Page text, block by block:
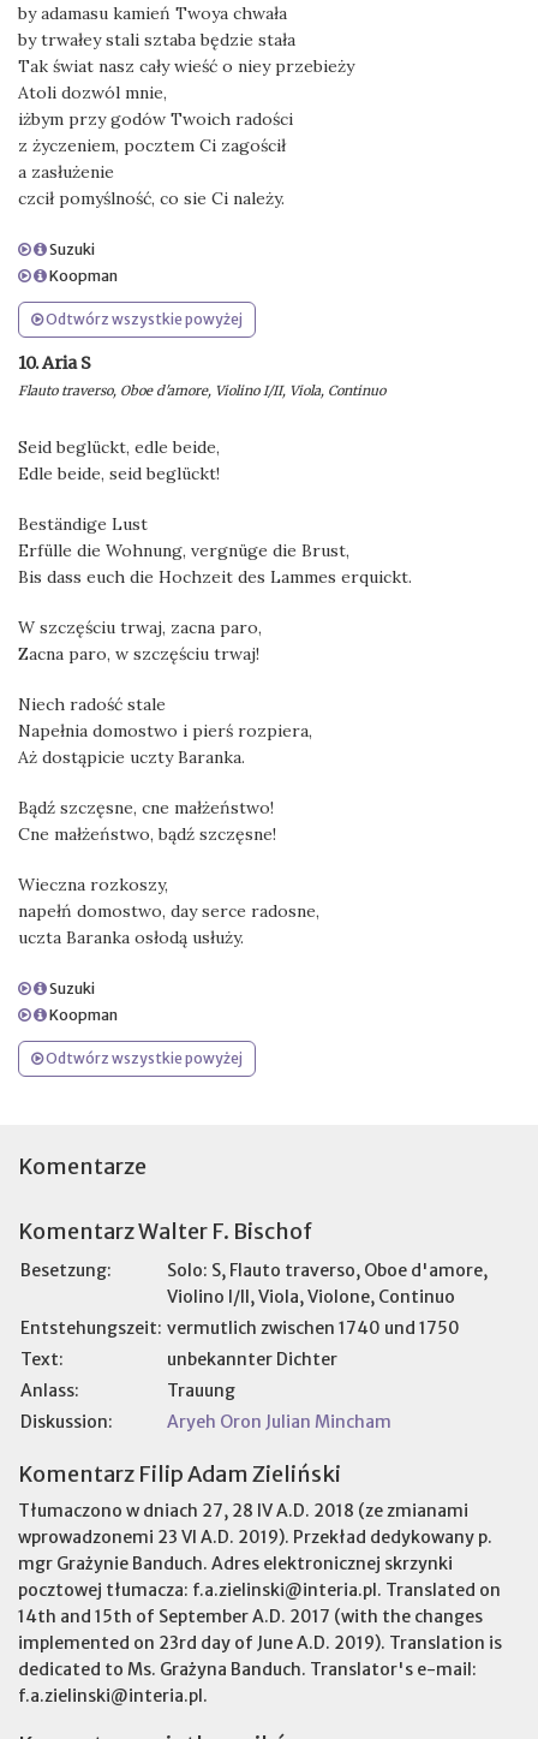
by adamasu kamień Twoya chwała
by trwałey stali sztaba będzie stała
Tak świat nasz cały wieść o niey przebieży
Atoli dozwól mnie,
iżbym przy godów Twoich radości
z życzeniem, pocztem Ci zagościł
a zasłużenie
czcił pomyślność, co sie Ci należy.
Suzuki
Koopman
Odtwórz wszystkie powyżej
10. Aria S
Flauto traverso, Oboe d'amore, Violino I/II, Viola, Continuo
Seid beglückt, edle beide,
Edle beide, seid beglückt!
Beständige Lust
Erfülle die Wohnung, vergnüge die Brust,
Bis dass euch die Hochzeit des Lammes erquickt.
W szczęściu trwaj, zacna paro,
Zacna paro, w szczęściu trwaj!
Niech radość stale
Napełnia domostwo i pierś rozpiera,
Aż dostąpicie uczty Baranka.
Bądź szczęsne, cne małżeństwo!
Cne małżeństwo, bądź szczęsne!
Wieczna rozkoszy,
napełń domostwo, day serce radosne,
uczta Baranka osłodą usłuży.
Suzuki
Koopman
Odtwórz wszystkie powyżej
Komentarze
Komentarz Walter F. Bischof
Besetzung:
Solo: S, Flauto traverso, Oboe d'amore,
Violino I/II, Viola, Violone, Continuo
Entstehungszeit: vermutlich zwischen 1740 und 1750
Text:
unbekannter Dichter
Anlass:
Trauung
Diskussion:
Aryeh Oron Julian Mincham
Komentarz Filip Adam Zieliński
Tłumaczono w dniach 27, 28 IV A.D. 2018 (ze zmianami
wprowadzonemi 23 VI A.D. 2019). Przekład dedykowany p.
mgr Grażynie Banduch. Adres elektronicznej skrzynki
pocztowej tłumacza: f.a.zielinski@interia.pl. Translated on
14th and 15th of September A.D. 2017 (with the changes
implemented on 23rd day of June A.D. 2019). Translation is
dedicated to Ms. Grażyna Banduch. Translator's e-mail:
f.a.zielinski@interia.pl.